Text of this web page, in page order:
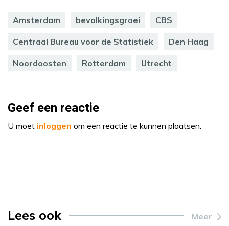
Amsterdam bevolkingsgroei CBS
Centraal Bureau voor de Statistiek Den Haag
Noordoosten Rotterdam Utrecht
Geef een reactie
U moet inloggen om een reactie te kunnen plaatsen.
Lees ook Meer